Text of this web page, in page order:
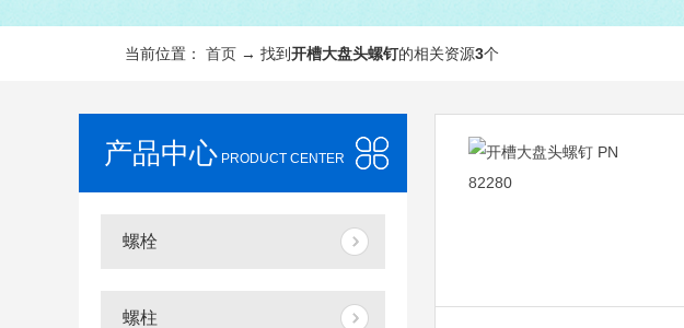
当前位置： 首页 → 找到开槽大盘头螺钉的相关资源3个
产品中心 PRODUCT CENTER
螺栓
螺柱